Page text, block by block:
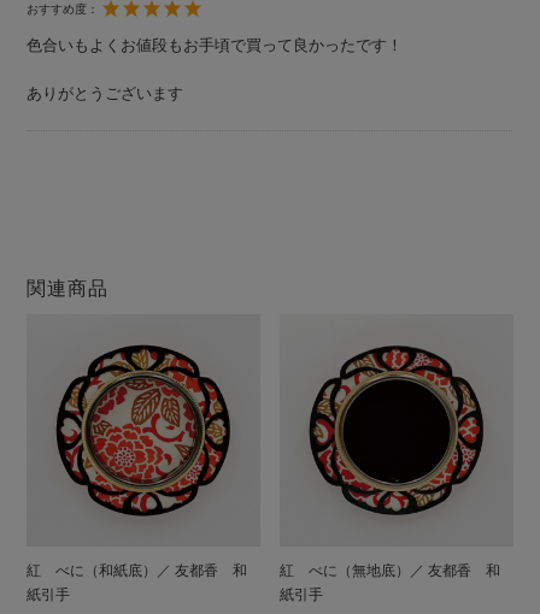
おすすめ度：
色合いもよくお値段もお手頃で買って良かったです！
ありがとうございます
関連商品
紅 べに（和紙底）／ 友都香 和
紙引手
紅 べに（無地底）／ 友都香 和
紙引手